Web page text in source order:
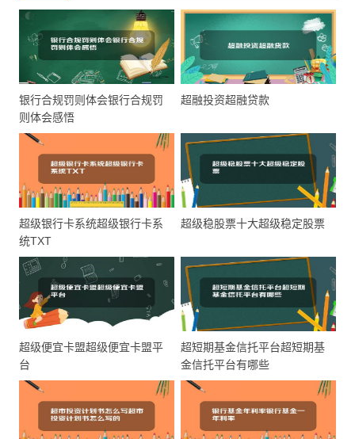
银行合规罚则体会银行合规罚
则体会感悟
超融投资超融贷款
超级银行卡系统超级银行卡系
统TXT
超级稳股票十大超级稳定股票
超级便宜卡盟超级便宜卡盟平
台
超短期基金信托平台超短期基
金信托平台有哪些